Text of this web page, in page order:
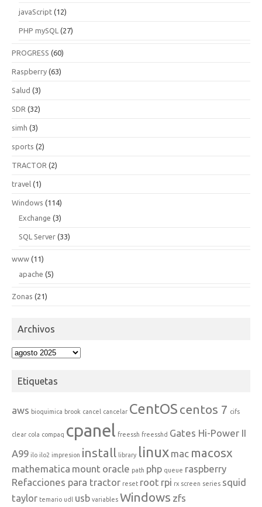
javaScript (12)
PHP mySQL (27)
PROGRESS (60)
Raspberry (63)
Salud (3)
SDR (32)
simh (3)
sports (2)
TRACTOR (2)
travel (1)
Windows (114)
Exchange (3)
SQL Server (33)
www (11)
apache (5)
Zonas (21)
Archivos
Archivos
Etiquetas
aws bioquimica brook cancel cancelar CentOS centos 7 cifs
clear cola compaq cpanel freessh freesshd Gates Hi-Power II
A99 ilo ilo2 impresion install library linux mac macosx
mathematica mount oracle path php queue raspberry
Refacciones para tractor reset root rpi rx screen series squid
taylor temario udl usb variables Windows zfs